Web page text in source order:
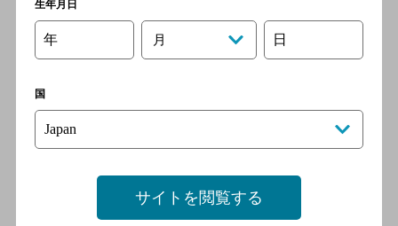
英洋軒 南町栄通り西店
ＪＲ山陽新幹線 姫路駅／Ｊ
Ｒ神戸線 姫路駅／ＪＲ山陽
本線 姫路駅／ＪＲ播但線
姫路駅／ＪＲ姫新線 姫路駅
生年月日
年 月 日
国
サイトを閲覧する